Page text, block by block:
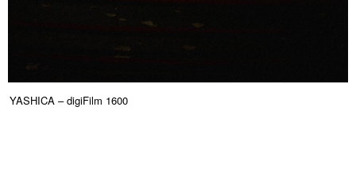
YASHICA – digiFilm 1600